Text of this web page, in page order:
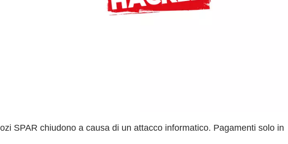
SPAR chiudono a causa di un attacco informatico. Pagamenti solo in